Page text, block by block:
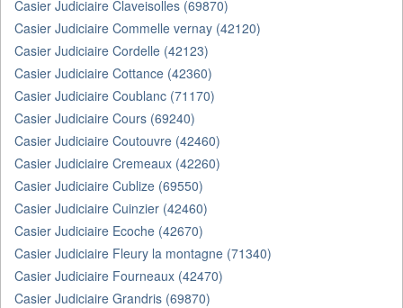
Casier Judiciaire Claveisolles (69870)
Casier Judiciaire Commelle vernay (42120)
Casier Judiciaire Cordelle (42123)
Casier Judiciaire Cottance (42360)
Casier Judiciaire Coublanc (71170)
Casier Judiciaire Cours (69240)
Casier Judiciaire Coutouvre (42460)
Casier Judiciaire Cremeaux (42260)
Casier Judiciaire Cublize (69550)
Casier Judiciaire Cuinzier (42460)
Casier Judiciaire Ecoche (42670)
Casier Judiciaire Fleury la montagne (71340)
Casier Judiciaire Fourneaux (42470)
Casier Judiciaire Grandris (69870)